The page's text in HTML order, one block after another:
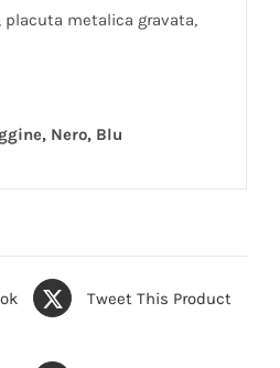
metalica gravata,
Nero, Blu
Tweet This Product